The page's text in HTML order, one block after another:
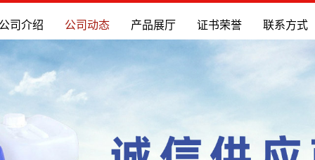
司介绍 公司动态 产品展厅 证书荣誉 联系方式